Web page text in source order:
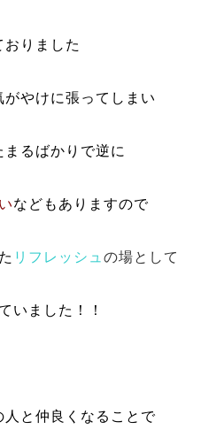
おりました
がやけに張ってしまい
まるばかりで逆に
などもありますので
リフレッシュ の場として
いました！！
人と仲良くなることで